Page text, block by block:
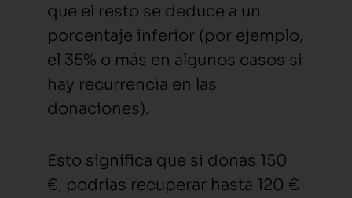
que el resto se deduce a un
porcentaje inferior (por ejemplo,
el 35% o más en algunos casos si
hay recurrencia en las
donaciones).
Esto significa que si donas 150
€, podrías recuperar hasta 120 €